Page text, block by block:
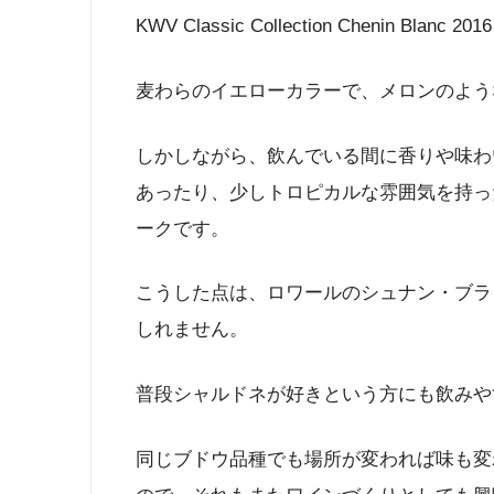
KWV Classic Collection Chenin Blanc 2016
麦わらのイエローカラーで、メロンのよ
しかしながら、飲んでいる間に香りや味
あったり、少しトロピカルな雰囲気を持
ークです。
こうした点は、ロワールのシュナン・ブ
しれません。
普段シャルドネが好きという方にも飲み
同じブドウ品種でも場所が変われば味も